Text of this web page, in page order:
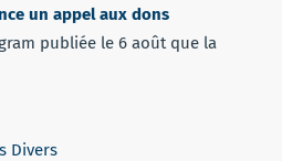
un appel aux dons
publiée le 6 août que la
Divers